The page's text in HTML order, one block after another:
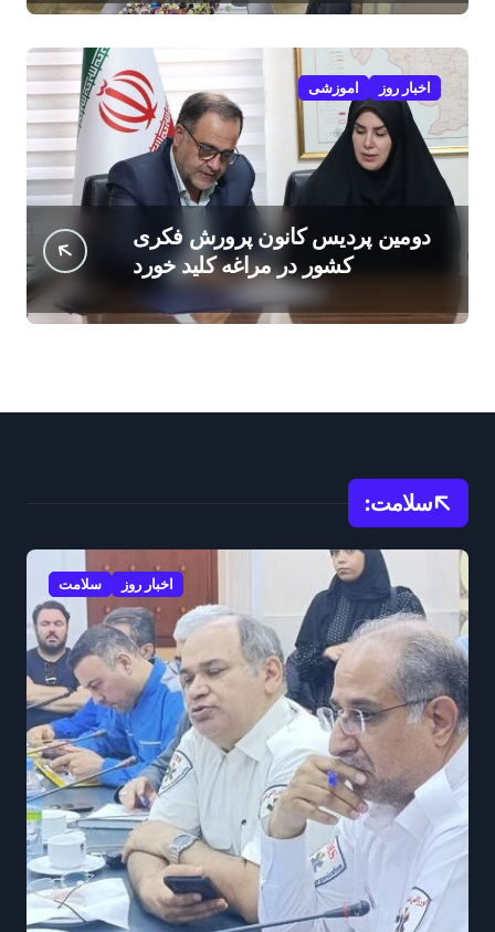
اخبار روز اموزشی
دومین پردیس کانون پرورش فکری
کشور در مراغه کلید خورد
سلامت:
اخبار روز سلامت